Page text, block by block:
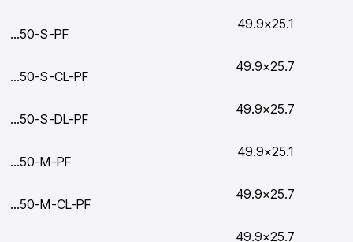
…50-S-PF
49.9×25.1
…50-S-CL-PF
49.9×25.7
…50-S-DL-PF
49.9×25.7
…50-M-PF
49.9×25.1
…50-M-CL-PF
49.9×25.7
49.9×25.7